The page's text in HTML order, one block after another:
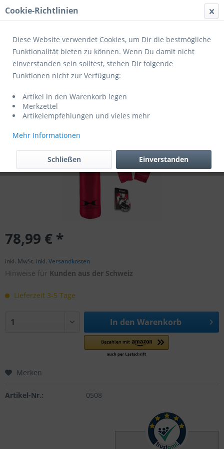
Menü
Übersicht Boxen
78,99 € *
inkl. MwSt. inkl. Versandkosten
Hinweise für Kunden aus der Schweiz
Lieferzeit 3-5 Tage
In den Warenkorb
Merken
Artikel-Nr.: 0508
Cookie-Richtlinien
Diese Website verwendet Cookies, um Dir die bestmögliche
Funktionalität bieten zu können. Wenn Du damit nicht
einverstanden sein solltest, stehen Dir folgende
Funktionen nicht zur Verfügung:
Artikel in den Warenkorb legen
Merkzettel
Artikelempfehlungen und vieles mehr
Mehr Informationen
Einverstanden
Schließen